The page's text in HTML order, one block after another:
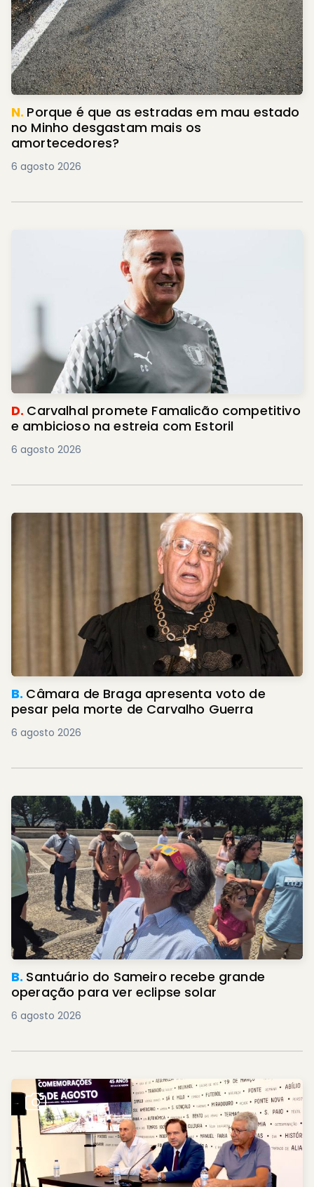
N. Porque é que as estradas em mau estado
no Minho desgastam mais os
amortecedores?
6 agosto 2026
D. Carvalhal promete Famalicão competitivo
e ambicioso na estreia com Estoril
6 agosto 2026
B. Câmara de Braga apresenta voto de
pesar pela morte de Carvalho Guerra
6 agosto 2026
B. Santuário do Sameiro recebe grande
operação para ver eclipse solar
6 agosto 2026